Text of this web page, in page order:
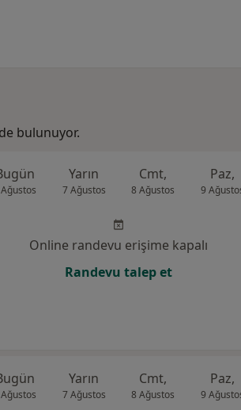
bulunuyor.
Yarın
7 Ağustos
Cmt,
8 Ağustos
Paz,
9
Online randevu erişime kapalı
Randevu talep et
Yarın
7 Ağustos
Cmt,
8 Ağustos
Paz,
9